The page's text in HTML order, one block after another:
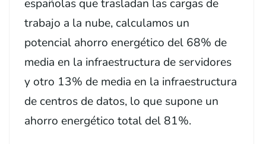
españolas que trasladan las cargas de
trabajo a la nube, calculamos un
potencial ahorro energético del 68% de
media en la infraestructura de servidores
y otro 13% de media en la infraestructura
de centros de datos, lo que supone un
ahorro energético total del 81%.